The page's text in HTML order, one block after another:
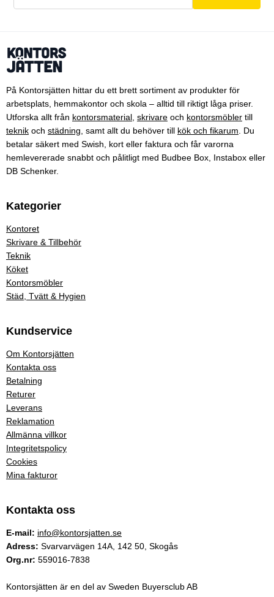
På Kontorsjätten hittar du ett brett sortiment av produkter för
arbetsplats, hemmakontor och skola – alltid till riktigt låga priser.
Utforska allt från kontorsmaterial skrivare och kontorsmöbler till
teknik och städning , samt allt du behöver till kök och fikarum . Du
betalar säkert med Swish, kort eller faktura och får varorna
hemlevererade snabbt och pålitligt med Budbee Box, Instabox eller
DB Schenker.
Kategorier
Kontoret
Skrivare & Tillbehör
Teknik
Köket
Kontorsmöbler
Städ, Tvätt & Hygien
Kundservice
Om Kontorsjätten
Kontakta oss
Betalning
Returer
Leverans
Reklamation
Allmänna villkor
Integritetspolicy
Cookies
Mina fakturor
Kontakta oss
E-mail: info@kontorsjatten.se
Adress: Svarvarvägen 14A, 142 50, Skogås
Org.nr: 559016-7838
Kontorsjätten är en del av Sweden Buyersclub AB